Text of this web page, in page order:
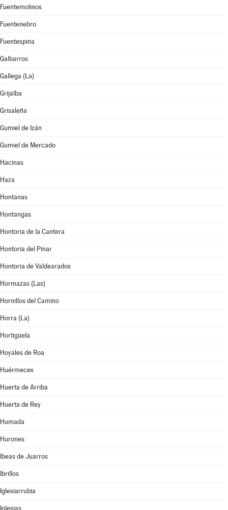
Fuentemolinos
Fuentenebro
Fuentespina
Galbarros
Gallega (La)
Grijalba
Grisaleña
Gumiel de Izán
Gumiel de Mercado
Hacinas
Haza
Hontanas
Hontangas
Hontoria de la Cantera
Hontoria del Pinar
Hontoria de Valdearados
Hormazas (Las)
Hornillos del Camino
Horra (La)
Hortigüela
Hoyales de Roa
Huérmeces
Huerta de Arriba
Huerta de Rey
Humada
Hurones
Ibeas de Juarros
Ibrillos
Iglesiarrubia
Iglesias